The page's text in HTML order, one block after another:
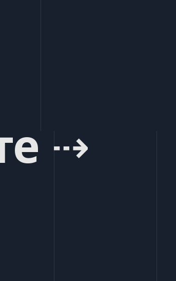
⇢